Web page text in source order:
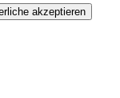
akzeptieren